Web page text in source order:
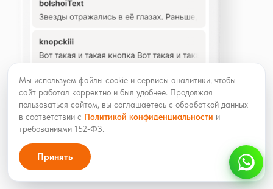
Мы используем файлы cookie и сервисы аналитики, чтобы
сайт работал корректно и был удобнее. Продолжая
пользоваться сайтом, вы соглашаетесь с обработкой данных
в соответствии с Политикой конфиденциальности и
требованиями 152-ФЗ.
Принять